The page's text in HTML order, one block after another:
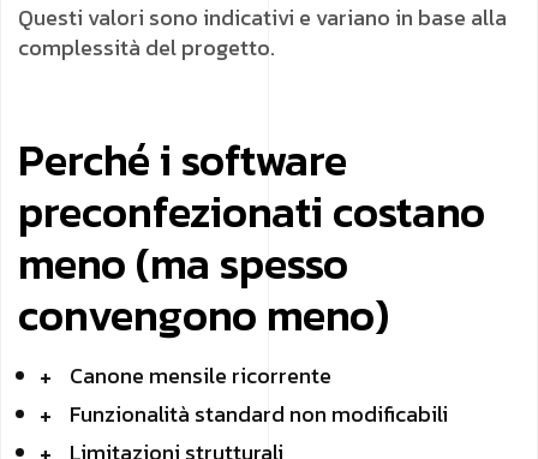
Questi valori sono indicativi e variano in base alla
complessità del progetto.
Perché i software
preconfezionati costano
meno (ma spesso
convengono meno)
Canone mensile ricorrente
Funzionalità standard non modificabili
Limitazioni strutturali